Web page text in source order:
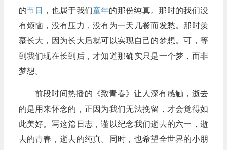
的节日 ，也属于我们童年的那份纯真。那时的我们没
有烦恼，没有压力，没有为一天几餐而发愁。那时羡
慕长大，因为长大后就可以实现自己的梦想。可，等
到我们现在长到后，才知道那确实只是一个梦，而非
梦想。
前段时间热播的《致青春》让人深有感触，逝去
的是用来怀念的，正因为我们无法挽留，才会觉得如
此美好。写这篇日志，谨以纪念我们逝去的六一，逝
去的青春，逝去的纯真。同时，也希望全世界的小朋